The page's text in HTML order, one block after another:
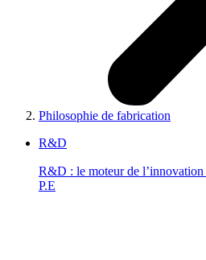
Philosophie de fabrication
R&D
R&D : le moteur de l’innovation
P.E